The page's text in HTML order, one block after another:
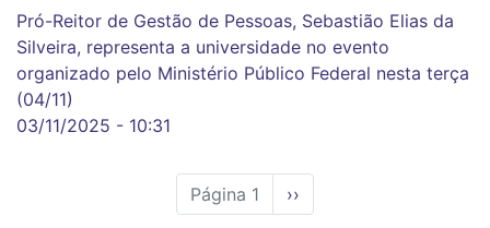
Pró-Reitor de Gestão de Pessoas, Sebastião Elias da
Silveira, representa a universidade no evento
organizado pelo Ministério Público Federal nesta terça
(04/11)
03/11/2025 - 10:31
Página 1
Próxima
página
››